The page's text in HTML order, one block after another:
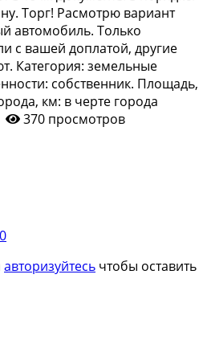
Торг! Расмотрю вариант
автомобиль. Только
с вашей доплатой, другие
Категория: земельные
собственник. Площадь,
км: в черте города
370 просмотров
авторизуйтесь чтобы оставить